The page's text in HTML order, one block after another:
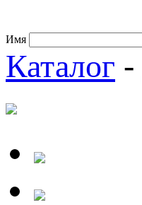
Имя
Каталог -